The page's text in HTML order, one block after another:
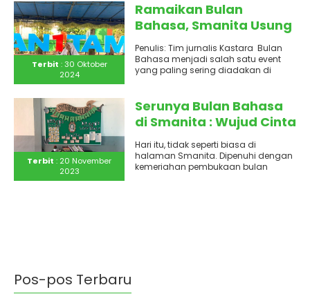
Terbit : 30 Oktober
2024
Ramaikan Bulan
Bahasa, Smanita Usung
Tema ‘EXPOSURE’ :
Exploring English Skill for
student of Senior High
Penulis: Tim jurnalis Kastara Bulan
Bahasa menjadi salah satu event
yang paling sering diadakan di
Terbit : 20 November
2023
Serunya Bulan Bahasa
di Smanita : Wujud Cinta
terhadap Bahasa
Indonesia
Hari itu, tidak seperti biasa di
halaman Smanita. Dipenuhi dengan
kemeriahan pembukaan bulan
Pos-pos Terbaru